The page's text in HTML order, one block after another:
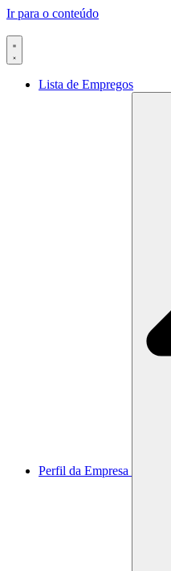
Ir para o conteúdo
Lista de Empregos
Perfil da Empresa